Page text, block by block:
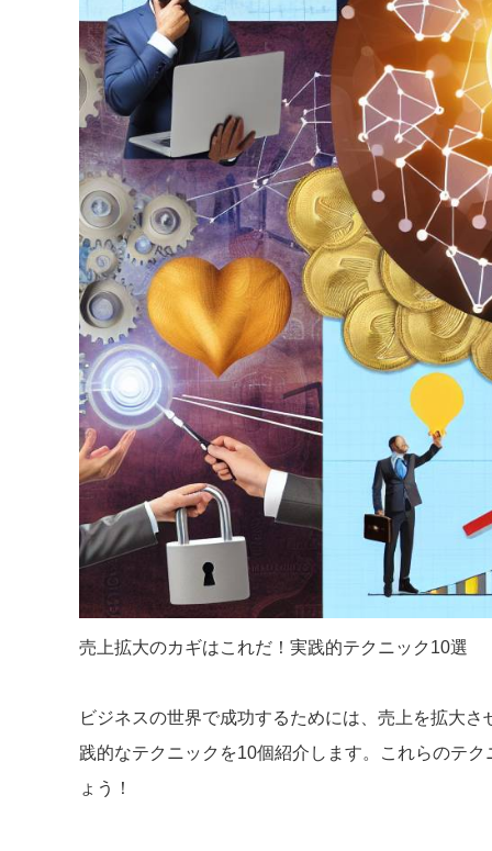
売上拡大のカギはこれだ！実践的テクニック10選
ビジネスの世界で成功するためには、売上を拡大
践的なテクニックを10個紹介します。これらのテ
ょう！